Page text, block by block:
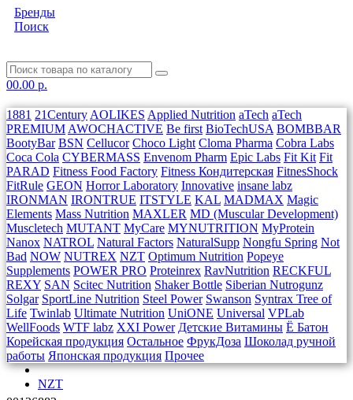
Бренды
Поиск
00.00 р.
1881 21Century AOLIKES Applied Nutrition aTech aTech
PREMIUM AWOCHACTIVE Be first BioTechUSA BOMBBAR
BootyBar BSN Cellucor Choco Light Cloma Pharma Cobra Labs
Coca Cola CYBERMASS Envenom Pharm Epic Labs Fit Kit Fit
PARAD Fitness Food Factory Fitness Кондитерская FitnesShock
FitRule GEON Horror Laboratory Innovative insane labz
IRONMAN IRONTRUE ITSTYLE KAL MADMAX Magic
Elements Mass Nutrition MAXLER MD (Muscular Development)
Muscletech MUTANT MyCare MYNUTRITION MyProtein
Nanox NATROL Natural Factors NaturalSupp Nongfu Spring Not
Bad NOW NUTREX NZT Optimum Nutrition Popeye
Supplements POWER PRO Proteinrex RavNutrition RECKFUL
REXY SAN Scitec Nutrition Shaker Bottle Siberian Nutrogunz
Solgar SportLine Nutrition Steel Power Swanson Syntrax Tree of
Life Twinlab Ultimate Nutrition UniONE Universal VPLab
WellFoods WTF labz XXI Power Детские Витамины Ё Батон
Корейская продукция Остальное ФрукДоза Шоколад ручной
работы Японская продукция Прочее
NZT